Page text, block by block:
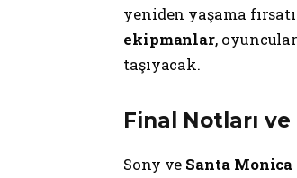
yeniden yaşama
ekipmanlar,
taşıyacak.
Final Notları
Sony ve Santa Monica